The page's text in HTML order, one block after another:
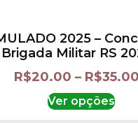
2025 –
Brigada Militar RS
R$20.00 – R$35.00
Ver opções